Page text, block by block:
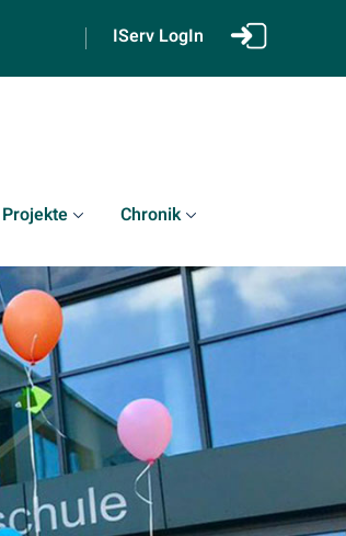
IServ LogIn
Projekte Chronik